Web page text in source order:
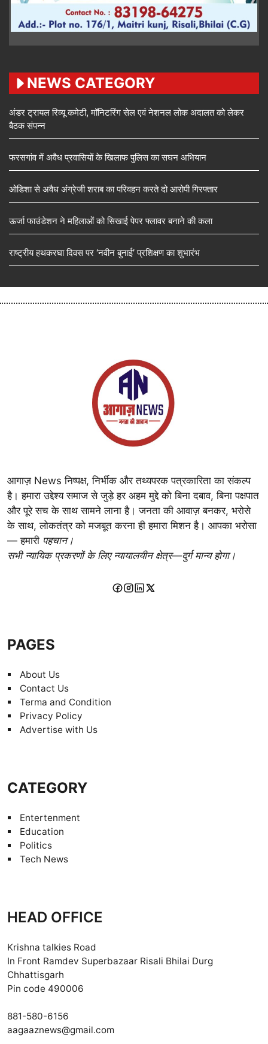
NEWS CATEGORY
अंडर ट्रायल रिव्यू कमेटी, मॉनिटरिंग सेल एवं नेशनल लोक अदालत को लेकर
बैठक संपन्न
फरसगांव में अवैध प्रवासियों के खिलाफ पुलिस का सघन अभियान
ओडिशा से अवैध अंग्रेजी शराब का परिवहन करते दो आरोपी गिरफ्तार
ऊर्जा फाउंडेशन ने महिलाओं को सिखाई पेपर फ्लावर बनाने की कला
राष्ट्रीय हथकरघा दिवस पर ‘नवीन बुनाई’ प्रशिक्षण का शुभारंभ
आगाज़ News निष्पक्ष, निर्भीक और तथ्यपरक पत्रकारिता का संकल्प
है। हमारा उद्देश्य समाज से जुड़े हर अहम मुद्दे को बिना दबाव, बिना पक्षपात
और पूरे सच के साथ सामने लाना है। जनता की आवाज़ बनकर, भरोसे
के साथ, लोकतंत्र को मजबूत करना ही हमारा मिशन है। आपका भरोसा
— हमारी पहचान।
सभी न्यायिक प्रकरणों के लिए न्यायालयीन क्षेत्र—दुर्ग मान्य होगा।
PAGES
About Us
Contact Us
Terma and Condition
Privacy Policy
Advertise with Us
CATEGORY
Entertenment
Education
Politics
Tech News
HEAD OFFICE
Krishna talkies Road
In Front Ramdev Superbazaar Risali Bhilai Durg
Chhattisgarh
Pin code 490006
881-580-6156
aagaaznews@gmail.com